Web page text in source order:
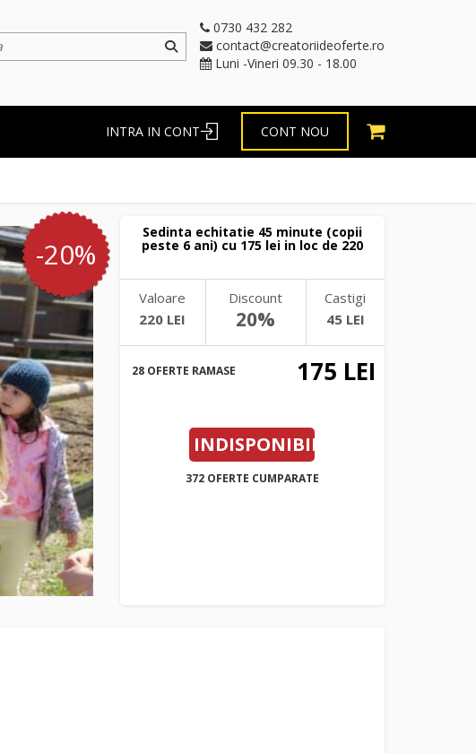
0730 432 282
contact@creatoriideoferte.ro
Luni -Vineri 09.30 - 18.00
INTRA IN CONT CONT NOU
-20%
Sedinta echitatie 45 minute (copii
peste 6 ani) cu 175 lei in loc de 220
Valoare Discount
Castigi
220 LEI
20% 45 LEI
28 OFERTE RAMASE 175 LEI
INDISPONIBIL
372 OFERTE CUMPARATE